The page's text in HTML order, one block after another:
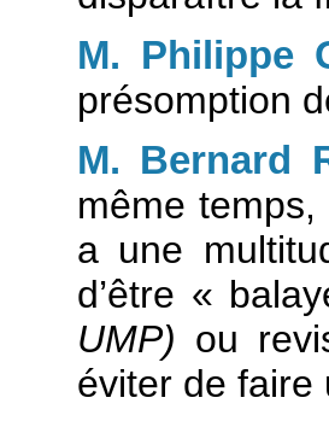
M. Philippe
présomption
M. Bernard
même
a une
d’être «
UMP) ou
éviter de faire